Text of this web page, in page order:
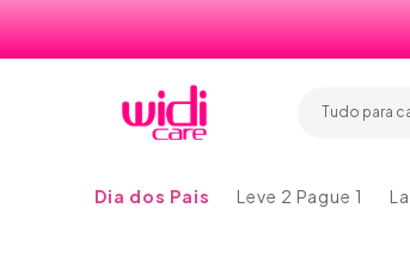
Tudo para
Dia dos Pais Leve 2 Pague 1